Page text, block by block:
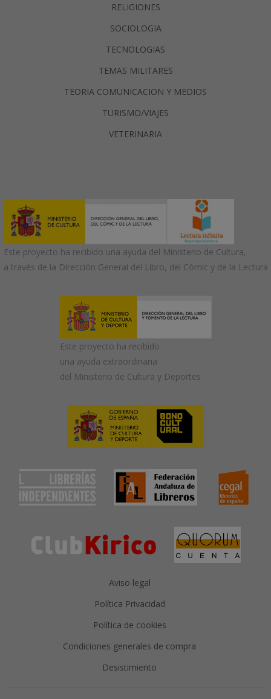
RELIGIONES
SOCIOLOGIA
TECNOLOGIAS
TEMAS MILITARES
TEORIA COMUNICACION Y MEDIOS
TURISMO/VIAJES
VETERINARIA
Este proyecto ha recibido una ayuda del Ministerio de Cultura,
a través de la Dirección General del Libro, del Cómic y de la Lectura
Este proyecto ha recibido
una ayuda extraordinaria
del Ministerio de Cultura y Deportes
Aviso legal
Política Privacidad
Política de cookies
Condiciones generales de compra
Desistimiento